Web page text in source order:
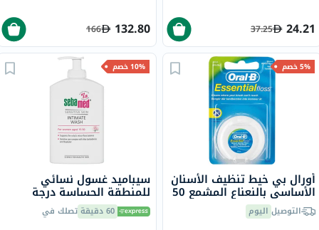
24.21
37.25
132.80
166
5% خصم
أورال بي خيط تنظيف الأسنان
الأساسي بالنعناع المشمع 50
مترالتوصيل اليوم
10% خصم
سيباميد غسول نسائي
للمنطقة الحساسة درجة
الحموضة 3.8 200 مل
60 دقيقة تصلك في